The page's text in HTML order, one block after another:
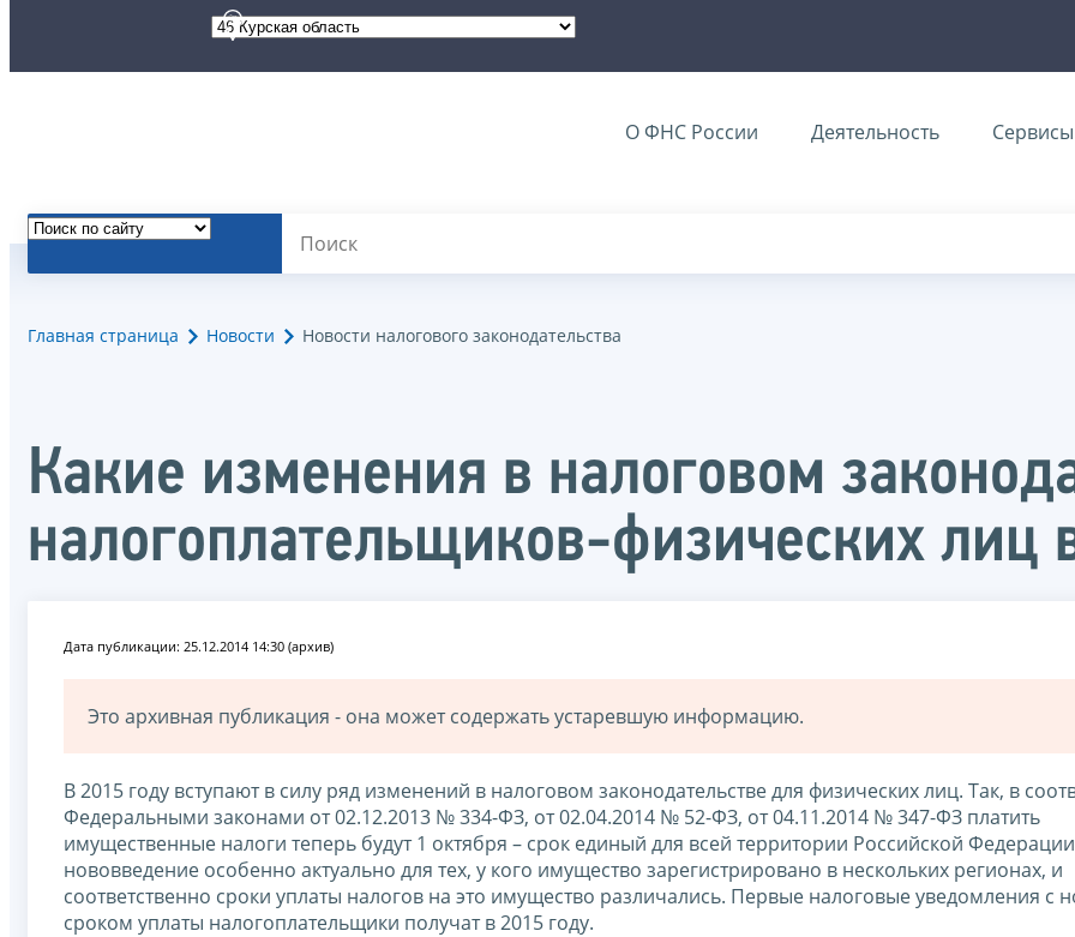
О ФНС России Деятельность Сервисы
Главная страница Новости Новости налогового законодательства
Какие изменения в налоговом
налогоплательщиков-физических лиц
Дата публикации: 25.12.2014 14:30 (архив)
Это архивная публикация - она может содержать устаревшую информацию.
В 2015 году вступают в силу ряд изменений в налоговом законодательстве для физических лиц. Так, в
Федеральными законами от 02.12.2013 № 334-ФЗ, от 02.04.2014 № 52-ФЗ, от 04.11.2014 № 347-ФЗ платить
имущественные налоги теперь будут 1 октября – срок единый для всей территории Российской
нововведение особенно актуально для тех, у кого имущество зарегистрировано в нескольких регионах, и
соответственно сроки уплаты налогов на это имущество различались. Первые налоговые уведомления с
сроком уплаты налогоплательщики получат в 2015 году.